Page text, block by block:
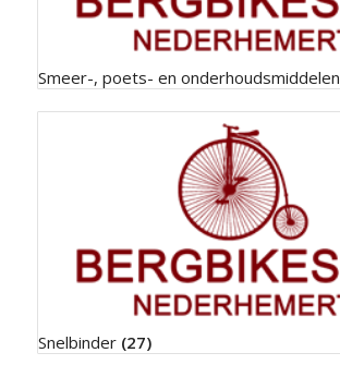
Smeer-, poets- en onderhoudsmiddelen
Snelbinder (27)